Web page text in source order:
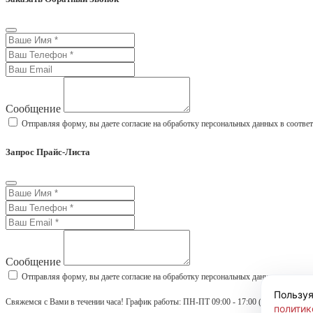
Сообщение
Отправляя форму, вы даете согласие на обработку персональных данных в
Запрос Прайс-Листа
Сообщение
Отправляя форму, вы даете согласие на обработку персональных данных в
Свяжемся с Вами в течении часа! График работы: ПН-ПТ 09:00 - 17:00 (МСК)